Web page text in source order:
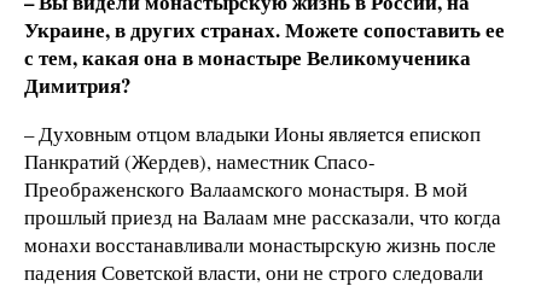
Украине, в других странах. Можете сопоставить ее
с тем, какая она в монастыре Великомученика
Димитрия?
– Духовным отцом владыки Ионы является епископ
Панкратий (Жердев), наместник Спасо-
Преображенского Валаамского монастыря. В мой
прошлый приезд на Валаам мне рассказали, что когда
монахи восстанавливали монастырскую жизнь после
падения Советской власти, они не строго следовали